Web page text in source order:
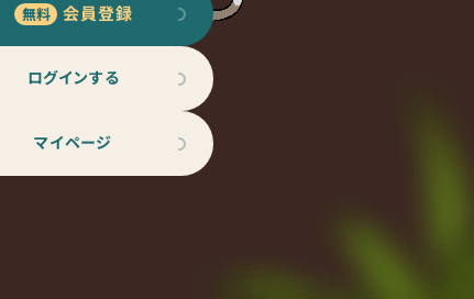
会員登録
ログインする
マイページ